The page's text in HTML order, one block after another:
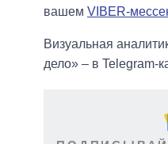
вашем VIBER-
Визуальная
дело» – в Telegram-